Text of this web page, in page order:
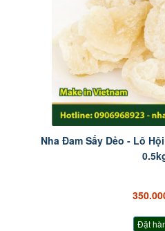
Nha Đam Sấy Dẻo - Lô
Đặt